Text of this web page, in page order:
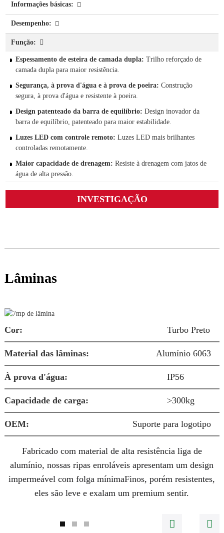
Informações básicas:
Desempenho:
Função:
Espessamento de esteira de camada dupla: Trilho reforçado de
camada dupla para maior resistência.
Segurança, à prova d'água e à prova de poeira:Construção
segura, à prova d'água e resistente à poeira.
Design patenteado da barra de equilíbrio: Design inovador da
barra de equilíbrio, patenteado para maior estabilidade.
Luzes LED com controle remoto:Luzes LED mais brilhantes
controladas remotamente.
Maior capacidade de drenagem:Resiste à drenagem com jatos de
água de alta pressão.
INVESTIGAÇÃO
Lâminas
Cor: Turbo Preto
Material das lâminas: Alumínio 6063
À prova d'água: IP56
Capacidade de carga: >300kg
OEM: Suporte para logotipo
Fabricado com material de alta resistência liga de
alumínio, nossas ripas enroláveis ​​apresentam umdesign
impermeável com folga mínimaFinos, porém resistentes,
eles sãoleve e exalam umpremium sentir.